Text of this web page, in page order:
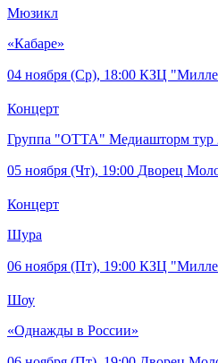
Мюзикл
«Кабаре»
04 ноября (Ср), 18:00 КЗЦ
Концерт
Группа "ОТТА" Медиашторм тур
05 ноября (Чт), 19:00 Дворец
Концерт
Шура
06 ноября (Пт), 19:00 КЗЦ
Шоу
«Однажды в России»